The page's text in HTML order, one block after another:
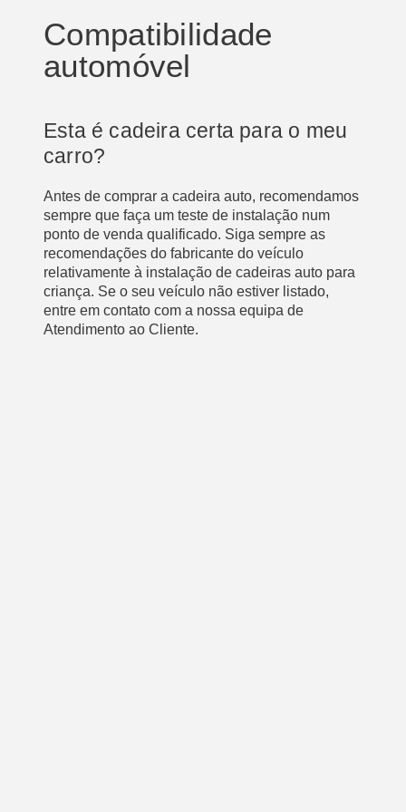
Compatibilidade
automóvel
Esta é cadeira certa para o meu
carro?
Antes de comprar a cadeira auto, recomendamos
sempre que faça um teste de instalação num
ponto de venda qualificado. Siga sempre as
recomendações do fabricante do veículo
relativamente à instalação de cadeiras auto para
criança. Se o seu veículo não estiver listado,
entre em contato com a nossa equipa de
Atendimento ao Cliente.